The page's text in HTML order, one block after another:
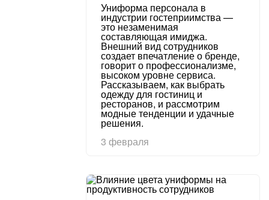
Униформа персонала в
индустрии гостеприимства —
это незаменимая
составляющая имиджа.
Внешний вид сотрудников
создает впечатление о бренде,
говорит о профессионализме,
высоком уровне сервиса.
Рассказываем, как выбрать
одежду для гостиниц и
ресторанов, и рассмотрим
модные тенденции и удачные
решения.
3 февраля